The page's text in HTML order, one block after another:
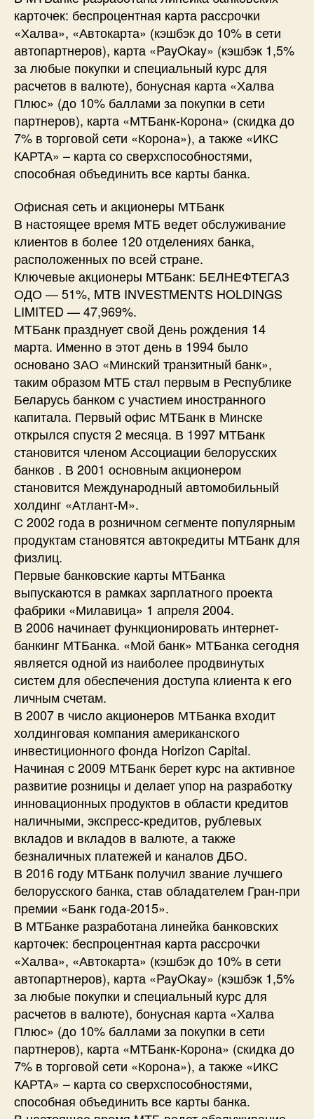
карточек: беспроцентная карта рассрочки
«Халва», «Автокарта» (кэшбэк до 10% в сети
автопартнеров), карта «PayOkay» (кэшбэк 1,5%
за любые покупки и специальный курс для
расчетов в валюте), бонусная карта «Халва
Плюс» (до 10% баллами за покупки в сети
партнеров), карта «МТБанк-Корона» (скидка до
7% в торговой сети «Корона»), а также «ИКС
КАРТА» – карта со сверхспособностями,
способная объединить все карты банка.
Офисная сеть и акционеры МТБанк
В настоящее время МТБ ведет обслуживание
клиентов в более 120 отделениях банка,
расположенных по всей стране.
Ключевые акционеры МТБанк: БЕЛНЕФТЕГАЗ
ОДО — 51%, MTB INVESTMENTS HOLDINGS
LIMITED — 47,969%.
МТБанк празднует свой День рождения 14
марта. Именно в этот день в 1994 было
основано ЗАО «Минский транзитный банк»,
таким образом МТБ стал первым в Республике
Беларусь банком с участием иностранного
капитала. Первый офис МТБанк в Минске
открылся спустя 2 месяца. В 1997 МТБанк
становится членом Ассоциации белорусских
банков . В 2001 основным акционером
становится Международный автомобильный
холдинг «Атлант-М».
С 2002 года в розничном сегменте популярным
продуктам становятся автокредиты МТБанк для
физлиц.
Первые банковские карты МТБанка
выпускаются в рамках зарплатного проекта
фабрики «Милавица» 1 апреля 2004.
В 2006 начинает функционировать интернет-
банкинг МТБанка. «Мой банк» МТБанка сегодня
является одной из наиболее продвинутых
систем для обеспечения доступа клиента к его
личным счетам.
В 2007 в число акционеров МТБанка входит
холдинговая компания американского
инвестиционного фонда Horizon Capital.
Начиная с 2009 МТБанк берет курс на активное
развитие розницы и делает упор на разработку
инновационных продуктов в области кредитов
наличными, экспресс-кредитов, рублевых
вкладов и вкладов в валюте, а также
безналичных платежей и каналов ДБО.
В 2016 году МТБанк получил звание лучшего
белорусского банка, став обладателем Гран-при
премии «Банк года-2015».
В МТБанке разработана линейка банковских
карточек: беспроцентная карта рассрочки
«Халва», «Автокарта» (кэшбэк до 10% в сети
автопартнеров), карта «PayOkay» (кэшбэк 1,5%
за любые покупки и специальный курс для
расчетов в валюте), бонусная карта «Халва
Плюс» (до 10% баллами за покупки в сети
партнеров), карта «МТБанк-Корона» (скидка до
7% в торговой сети «Корона»), а также «ИКС
КАРТА» – карта со сверхспособностями,
способная объединить все карты банка.